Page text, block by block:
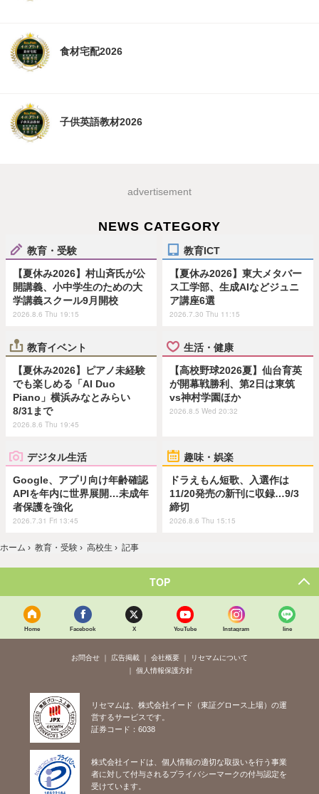
食材宅配2026
子供英語教材2026
advertisement
NEWS CATEGORY
教育・受験
【夏休み2026】村山斉氏が公
開講義、小中学生のための大
学講義スクール9月開校
2026.8.6 Thu 19:15
教育ICT
【夏休み2026】東大メタバー
ス工学部、生成AIなどジュニ
ア講座6選
2026.7.30 Thu 11:15
教育イベント
【夏休み2026】ピアノ未経験
でも楽しめる「AI Duo
Piano」横浜みなとみらい
8/31まで
2026.8.6 Thu 19:45
生活・健康
【高校野球2026夏】仙台育英
が開幕戦勝利、第2日は東筑
vs神村学園ほか
2026.8.5 Wed 20:32
デジタル生活
Google、アプリ向け年齢確認
APIを年内に世界展開…未成年
者保護を強化
2026.7.31 Fri 13:45
趣味・娯楽
ドラえもん短歌、入選作は
11/20発売の新刊に収録…9/3
締切
2026.8.6 Thu 15:15
ホーム › 教育・受験 › 高校生 › 記事
TOP
Home Facebook X YouTube Instagram line
お問合せ 広告掲載 会社概要
リセマムについて
個人情報保護方針
リセマムは、株式会社イード（東証グロース上場）の運
営するサービスです。
証券コード：6038
株式会社イードは、個人情報の適切な取扱いを行う事業
者に対して付与されるプライバシーマークの付与認定を
受けています。